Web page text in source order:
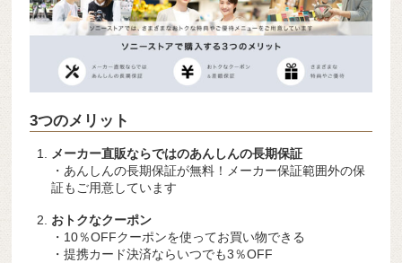
3つのメリット
メーカー直販ならではのあんしんの長期保証
・あんしんの長期保証が無料！メーカー保証範囲外の保
証もご用意しています
おトクなクーポン
・10％OFFクーポンを使ってお買い物できる
・提携カード決済ならいつでも3％OFF